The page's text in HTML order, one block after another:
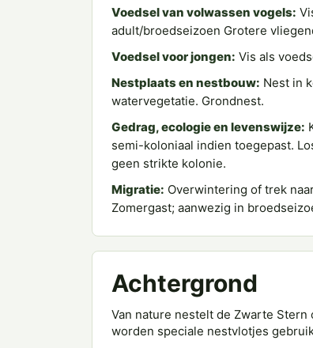
Voedsel van volwassen vogels:
adult/broedseizoen Grotere
Voedsel voor jongen: Vis als
Nestplaats en nestbouw: Nest in
watervegetatie. Grondnest.
Gedrag, ecologie en levenswijze:
semi-koloniaal indien toegepast.
geen strikte kolonie.
Migratie: Overwintering of trek
Zomergast; aanwezig in
Achtergrond
Van nature nestelt de Zwarte
worden speciale nestvlotjes